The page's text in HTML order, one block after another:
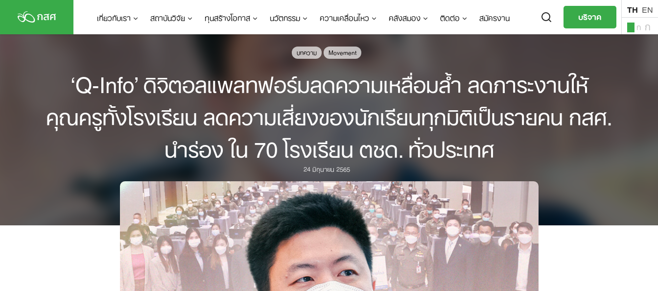
content
เกี่ยวกับเรา สถาบันวิจัย ทุนสร้างโอกาส นวัตกรรม ความเคลื่อนไหว คลังสมอง ติดต่อ สมัครงาน บริจาค TH EN
ก ก
บทความ Movement
‘Q-Info’ ดิจิตอลแพลทฟอร์มลดความเหลื่อมล้ำ ลดภาระงานให้
คุณครูทั้งโรงเรียน ลดความเสี่ยงของนักเรียนทุกมิติเป็นรายคน กสศ.
นำร่อง ใน 70 โรงเรียน ตชด. ทั่วประเทศ
24 มิถุนายน 2565